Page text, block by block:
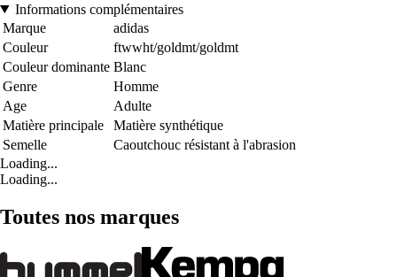
Informations complémentaires
Marque
adidas
Couleur
ftwwht/goldmt/goldmt
Couleur dominante Blanc
Genre
Homme
Age
Adulte
Matière principale
Matière synthétique
Semelle
Caoutchouc résistant à l'abrasion
Loading...
Loading...
Toutes nos marques